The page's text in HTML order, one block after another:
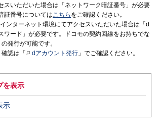
スいただいた場合は「ネットワーク暗証番号」が必要
証番号についてはこちら をご確認ください。
ンターネット環境にてアクセスいただいた場合は「d
ワード」が必要です。ドコモの契約回線をお持ちでな
発行が可能です。
認は「
dアカウント発行 」でご確認ください。
を表示
示